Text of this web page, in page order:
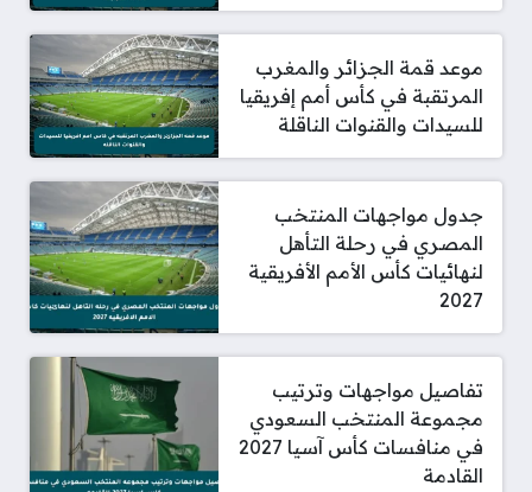
موعد قمة الجزائر والمغرب
المرتقبة في كأس أمم إفريقيا
للسيدات والقنوات الناقلة
جدول مواجهات المنتخب
المصري في رحلة التأهل
لنهائيات كأس الأمم الأفريقية
2027
تفاصيل مواجهات وترتيب
مجموعة المنتخب السعودي
في منافسات كأس آسيا 2027
القادمة